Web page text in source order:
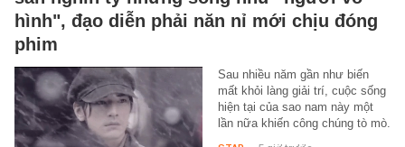
hình", đạo diễn phải năn nỉ mới chịu đóng
phim
Sau nhiều năm gần như biến
mất khỏi làng giải trí, cuộc sống
hiện tại của sao nam này một
lần nữa khiến công chúng tò mò.